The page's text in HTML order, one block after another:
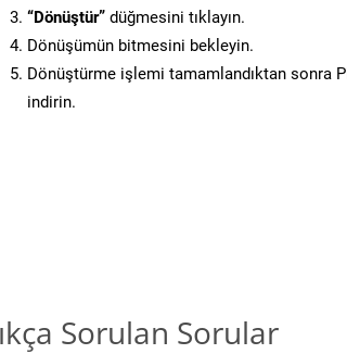
“Dönüştür” düğmesini tıklayın.
Dönüşümün bitmesini bekleyin.
Dönüştürme işlemi tamamlandıktan sonra
indirin.
Sorulan Sorular